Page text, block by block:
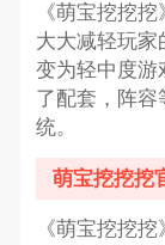
《萌宝挖挖
大大减轻玩家
变为轻中度游
了配套，阵
统。
萌宝挖挖挖
《萌宝挖挖